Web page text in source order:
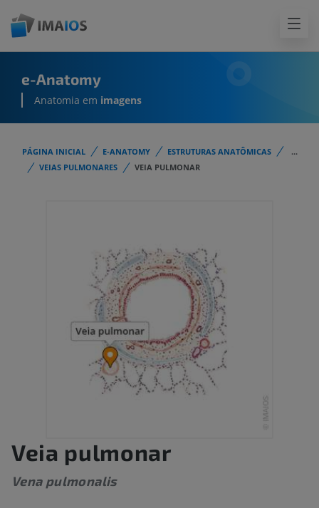
e-Anatomy
Anatomia em imagens
PÁGINA INICIAL E-ANATOMY ESTRUTURAS ANATÔMICAS
...
VEIAS PULMONARES
VEIA PULMONAR
Veia pulmonar
Vena pulmonalis